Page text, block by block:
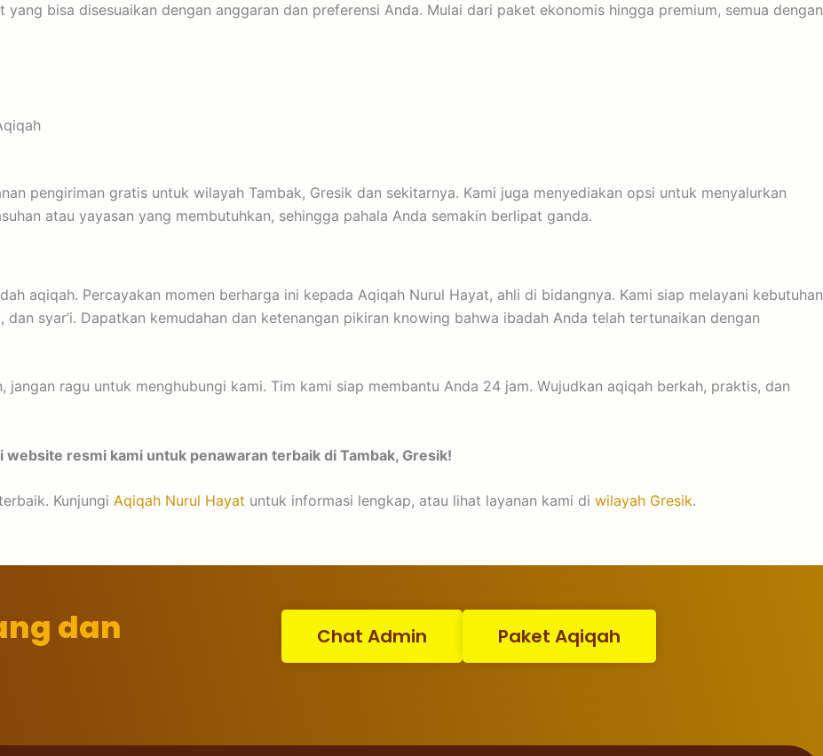
bisa disesuaikan dengan anggaran dan preferensi Anda. Mulai dari paket ekonomis hingga premium, semua dengan
pengiriman gratis untuk wilayah Tambak, Gresik dan sekitarnya. Kami juga menyediakan opsi untuk menyalurkan
atau yayasan yang membutuhkan, sehingga pahala Anda semakin berlipat ganda.
aqiqah. Percayakan momen berharga ini kepada Aqiqah Nurul Hayat, ahli di bidangnya. Kami siap melayani kebutuhan
syar’i. Dapatkan kemudahan dan ketenangan pikiran knowing bahwa ibadah Anda telah tertunaikan dengan
ragu untuk menghubungi kami. Tim kami siap membantu Anda 24 jam. Wujudkan aqiqah berkah, praktis, dan
resmi kami untuk penawaran terbaik di Tambak, Gresik!
Kunjungi Aqiqah Nurul Hayat untuk informasi lengkap, atau lihat layanan kami di wilayah Gresik.
dan
Chat Admin Paket Aqiqah